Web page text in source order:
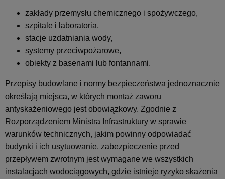
zakłady przemysłu chemicznego i spożywczego,
szpitale i laboratoria,
stacje uzdatniania wody,
systemy przeciwpożarowe,
obiekty z basenami lub fontannami.
Przepisy budowlane i normy bezpieczeństwa jednoznacznie
określają miejsca, w których montaż zaworu
antyskażeniowego jest obowiązkowy. Zgodnie z
Rozporządzeniem Ministra Infrastruktury w sprawie
warunków technicznych, jakim powinny odpowiadać
budynki i ich usytuowanie, zabezpieczenie przed
przepływem zwrotnym jest wymagane we wszystkich
instalacjach wodociągowych, gdzie istnieje ryzyko skażenia